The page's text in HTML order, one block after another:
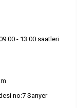
- 13:00 saatleri
no:7 Sarıyer